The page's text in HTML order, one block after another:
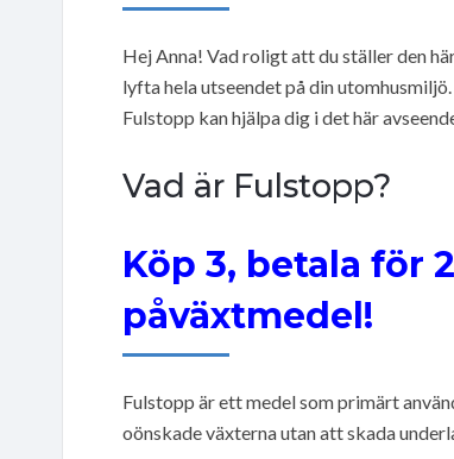
Hej Anna! Vad roligt att du ställer den
lyfta hela utseendet på din
Fulstopp kan hjälpa dig i det här
Vad är Fulstopp?
Köp 3, betala för
påväxtmedel!
Fulstopp är ett medel som primärt
oönskade växterna utan att skada